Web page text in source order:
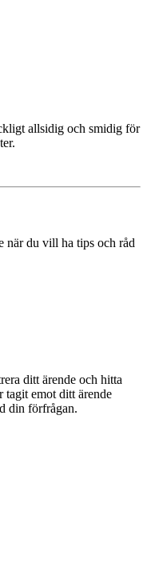
allsidig och smidig för
när du vill ha tips och råd
ditt ärende och hitta
tagit emot ditt ärende
din förfrågan.